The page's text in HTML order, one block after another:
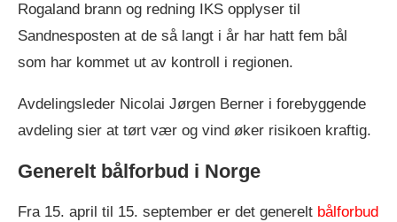
Rogaland brann og redning IKS opplyser til
Sandnesposten at de så langt i år har hatt fem bål
som har kommet ut av kontroll i regionen.
Avdelingsleder Nicolai Jørgen Berner i forebyggende
avdeling sier at tørt vær og vind øker risikoen kraftig.
Generelt bålforbud i Norge
Fra 15. april til 15. september er det generelt bålforbud